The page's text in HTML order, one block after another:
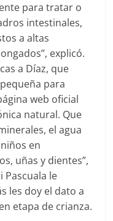
para tratar o
intestinales,
a altas
explicó.
a Díaz, que
para
web oficial
natural. Que
el agua
en
uñas y dientes”,
Pascuala le
les doy el dato a
etapa de crianza.